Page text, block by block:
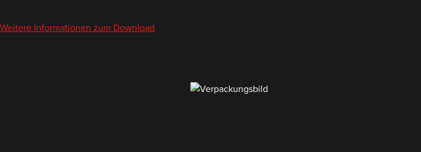
Weitere Informationen zum Download